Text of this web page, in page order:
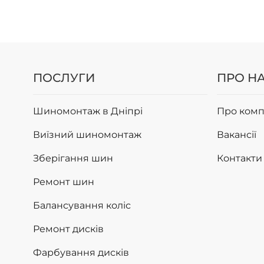
ПОСЛУГИ
Шиномонтаж в Дніпрі
Виїзний шиномонтаж
Зберігання шин
Ремонт шин
Балансування коліс
Ремонт дисків
Фарбування дисків
ПРО
Про
Вакансії
Контакти